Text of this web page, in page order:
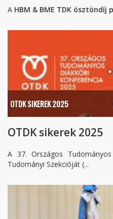
A HBM & BME TDK ösztöndíj
OTDK SIKEREK 2025
OTDK sikerek 2025
A 37. Országos
Tudományi Szekcióját (...